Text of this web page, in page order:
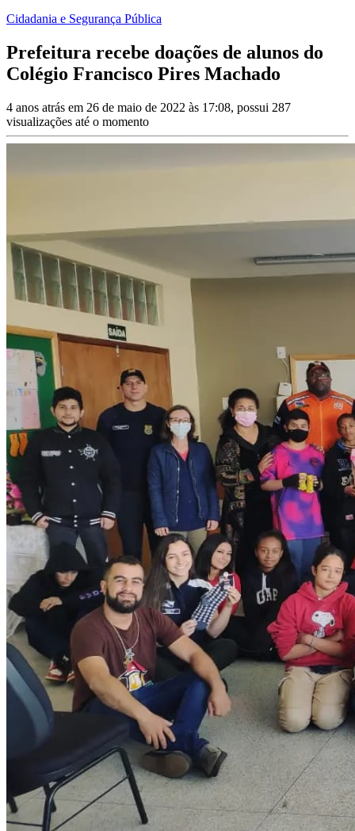
Cidadania e Segurança Pública
Prefeitura recebe doações de alunos do
Colégio Francisco Pires Machado
4 anos atrás em 26 de maio de 2022 às 17:08, possui 287
visualizações até o momento